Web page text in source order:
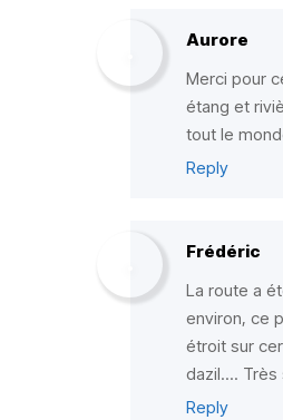
Aurore
Merci pour
étang et
tout le
Reply
Frédéric
La route a
environ, ce
étroit sur
dazil.... Très
Reply